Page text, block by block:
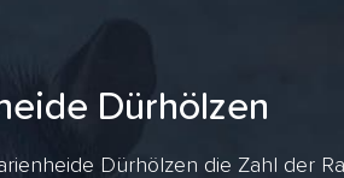
Dürhölzen
Dürhölzen die Zahl der